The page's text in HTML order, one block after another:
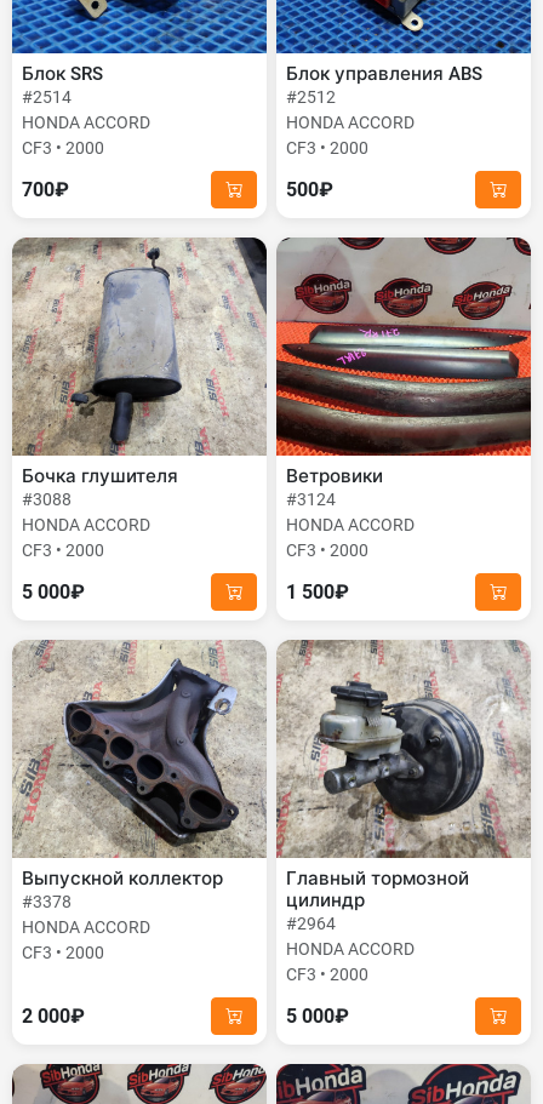
Блок SRS
#2514
HONDA ACCORD
CF3 • 2000
700₽
Блок управления ABS
#2512
HONDA ACCORD
CF3 • 2000
500₽
Бочка глушителя
#3088
HONDA ACCORD
CF3 • 2000
5 000₽
Ветровики
#3124
HONDA ACCORD
CF3 • 2000
1 500₽
Выпускной коллектор
#3378
HONDA ACCORD
CF3 • 2000
2 000₽
Главный тормозной
цилиндр
#2964
HONDA ACCORD
CF3 • 2000
5 000₽